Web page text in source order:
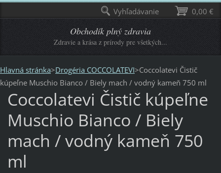
Obchodík plný zdravia
Zdravie a krása z prírody pre všetkých...
Hlavná stránka>Drogéria COCCOLATEVI>Coccolatevi Čistič
kúpeľne Muschio Bianco / Biely mach / vodný kameň 750 ml
Coccolatevi Čistič kúpeľne
Muschio Bianco / Biely
mach / vodný kameň 750
ml
0,00 €
Vyhľadávanie